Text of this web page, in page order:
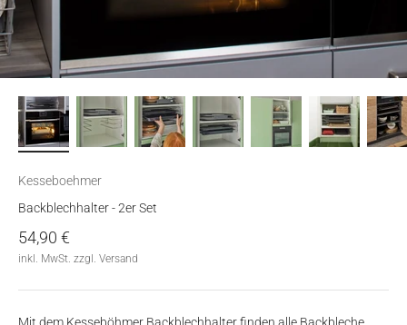
Kesseboehmer
Backblechhalter - 2er Set
Angebot
54,90 €
inkl. MwSt. zzgl. Versand